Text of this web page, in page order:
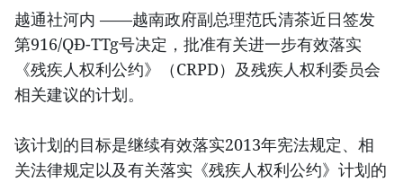
越通社河内 ——越南政府副总理范氏清茶近日签发
第916/QĐ-TTg号决定，批准有关进一步有效落实
《残疾人权利公约》（CRPD）及残疾人权利委员会
相关建议的计划。
该计划的目标是继续有效落实2013年宪法规定、相
关法律规定以及有关落实《残疾人权利公约》计划的